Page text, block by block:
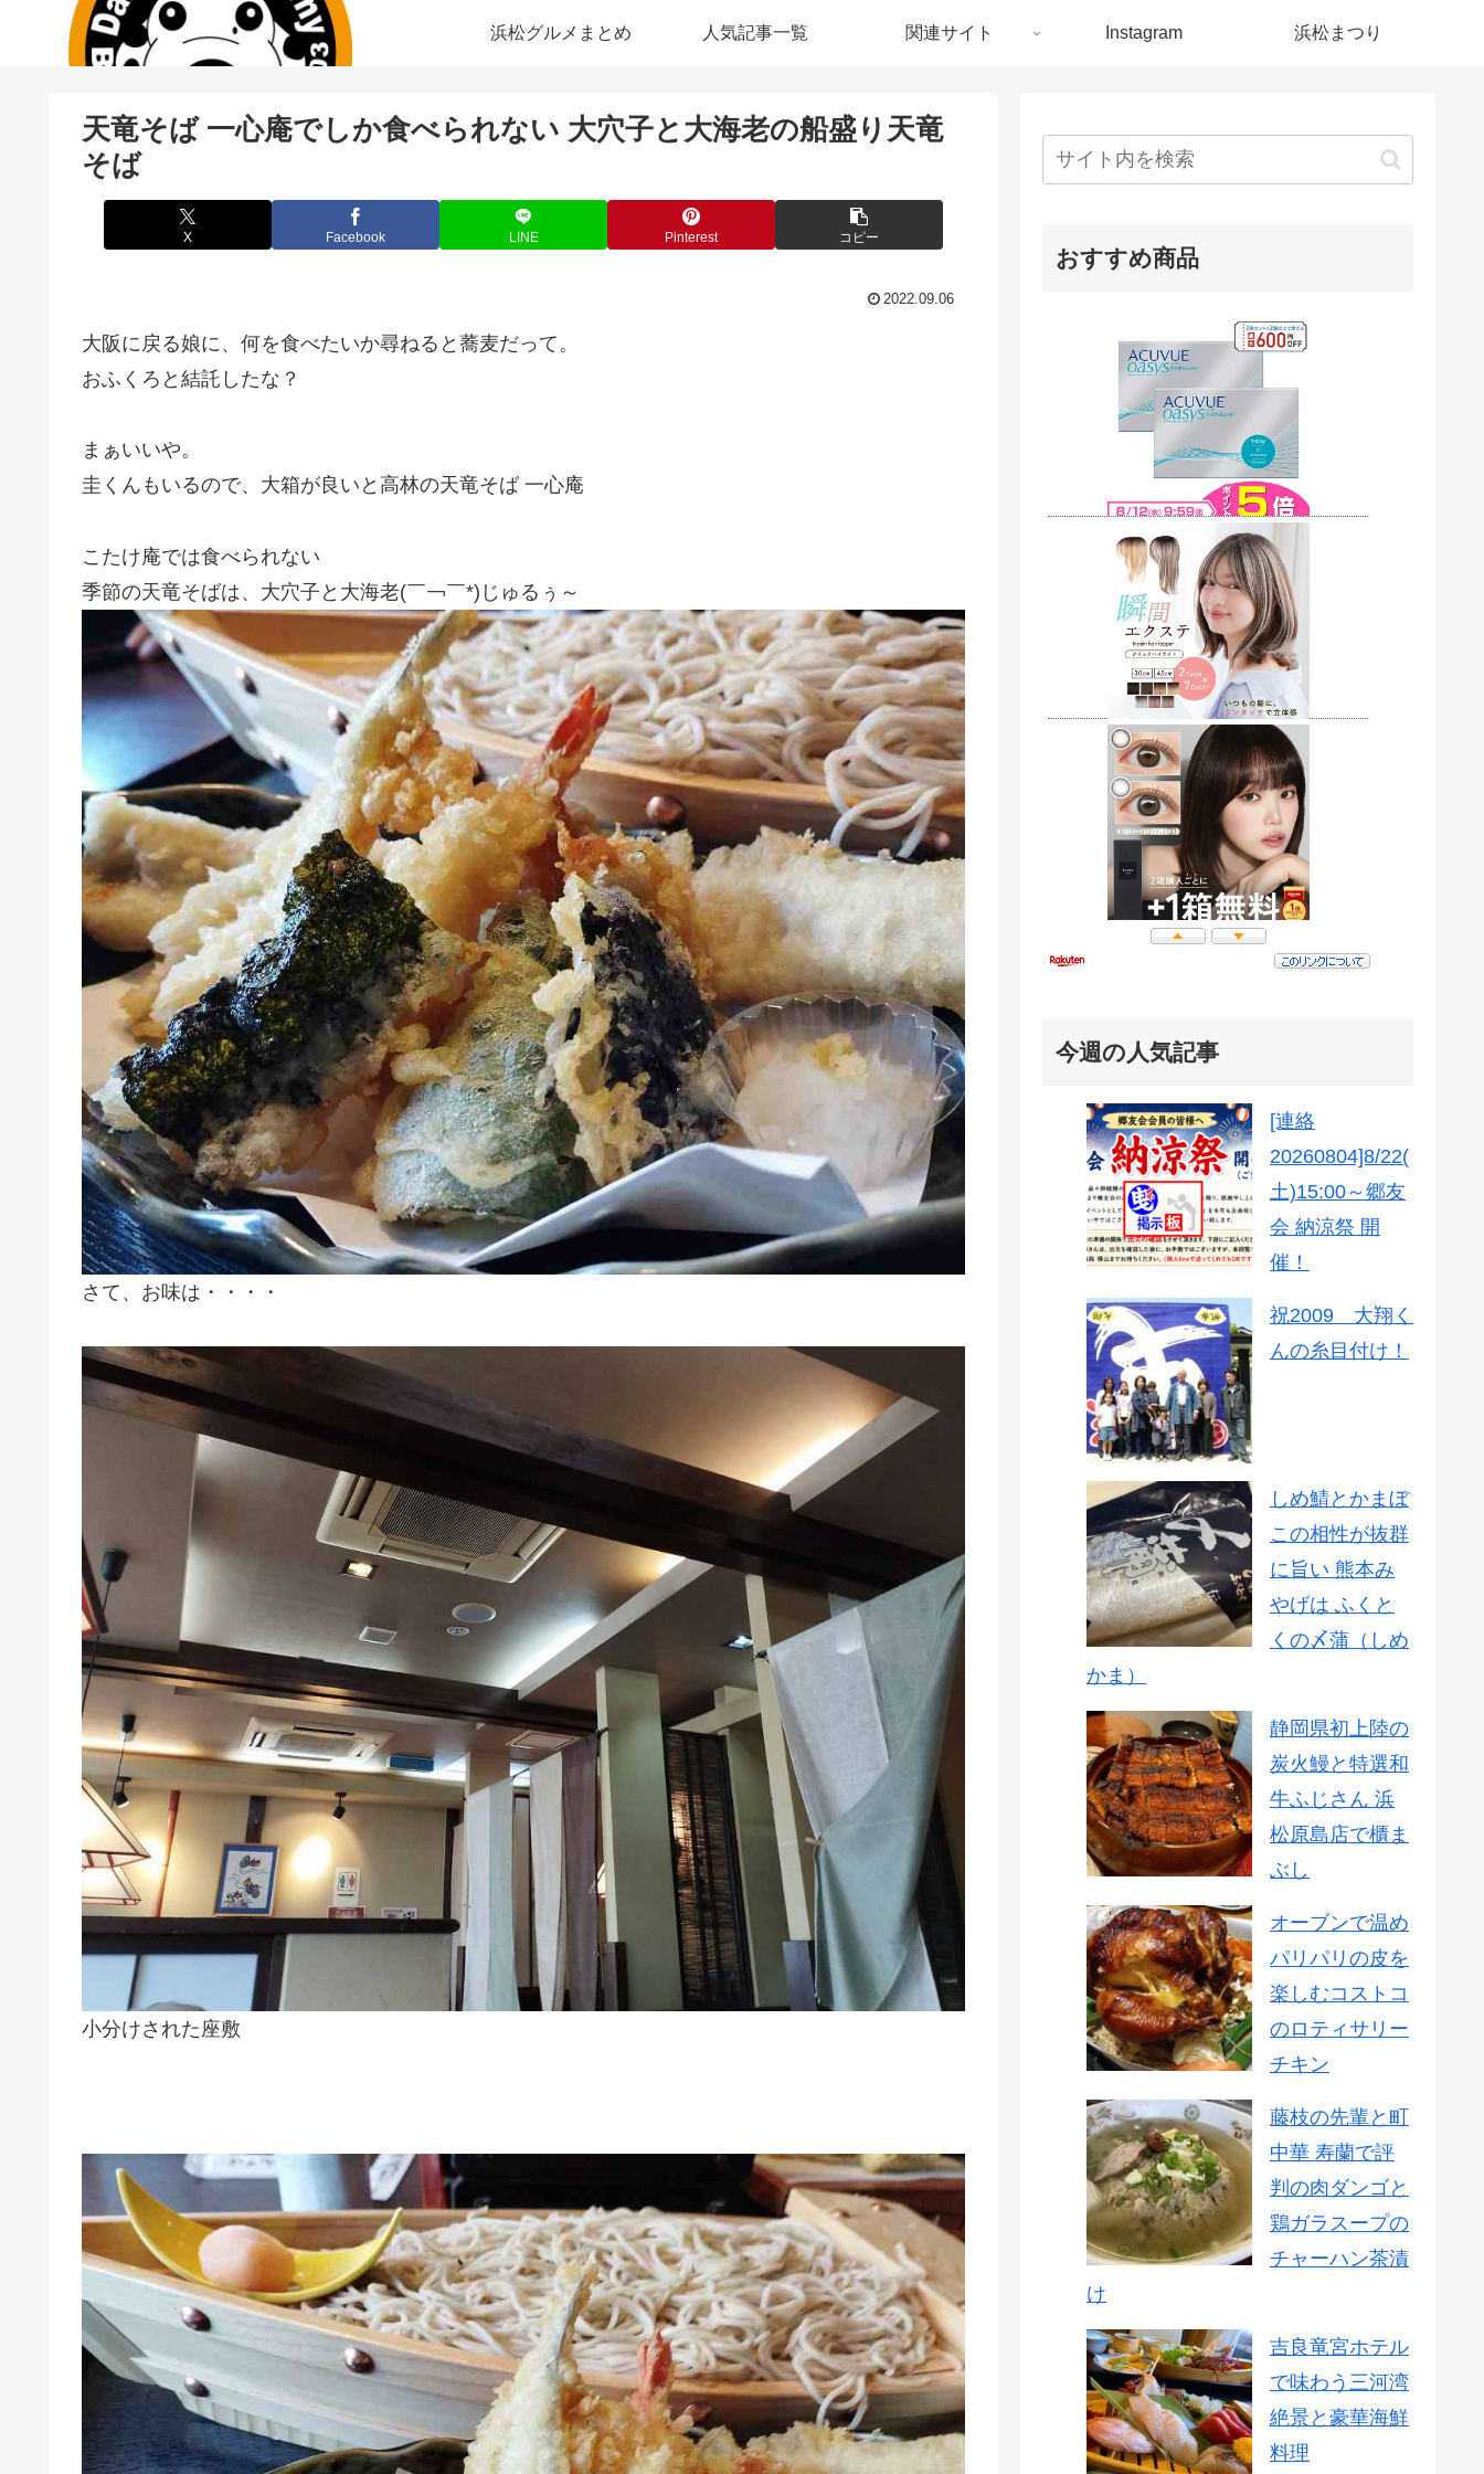
浜松グルメまとめ 人気記事一覧 関連サイト Instagram 浜松まつり
天竜そば 一心庵でしか食べられない 大穴子と大海老の船盛り天竜
そば
X Facebook LINE Pinterest コピー
2022.09.06
大阪に戻る娘に、何を食べたいか尋ねると蕎麦だって。
おふくろと結託したな？
まぁいいや。
圭くんもいるので、大箱が良いと高林の天竜そば 一心庵
こたけ庵では食べられない
季節の天竜そばは、大穴子と大海老(￣￢￣*)じゅるぅ～
さて、お味は・・・・
小分けされた座敷
おすすめ商品
今週の人気記事
[連絡
20260804]8/22(
土)15:00～郷友
会 納涼祭 開
催！
祝2009 大翔く
んの糸目付け！
しめ鯖とかまぼ
この相性が抜群
に旨い 熊本み
やげは ふくと
くの〆蒲（しめ
かま）
静岡県初上陸の
炭火鰻と特選和
牛ふじさん 浜
松原島店で櫃ま
ぶし
オーブンで温め
パリパリの皮を
楽しむコストコ
のロティサリー
チキン
藤枝の先輩と町
中華 寿蘭で評
判の肉ダンゴと
鶏ガラスープの
チャーハン茶漬
け
吉良竜宮ホテル
で味わう三河湾
絶景と豪華海鮮
料理